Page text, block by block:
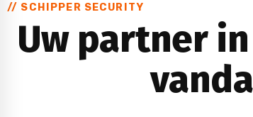
// SCHIPPER SECURITY
Uw partner